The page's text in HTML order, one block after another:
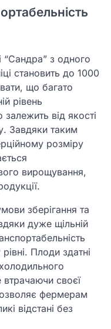
“Сандра” з одного
становить до 1000
що багато
рівень
від якості
Завдяки таким
розміру
вирощування,
зберігання та
дуже щільній
Плоди здатні
своєї
фермерам
відстані без